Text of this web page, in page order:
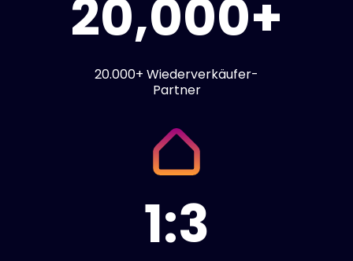
20,000+
20.000+ Wiederverkäufer-
Partner
1:3